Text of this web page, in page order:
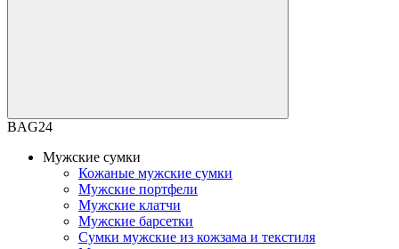
BAG24
Мужские сумки
Кожаные мужские сумки
Мужские портфели
Мужские клатчи
Мужские барсетки
Сумки мужские из кожзама и текстиля